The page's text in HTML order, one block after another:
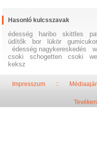
Hasonló kulcsszavak
édesség haribo skittles
üdítők
bor lükör gumicukor
édesség nagykereskedés
csoki
schogetten csoki
keksz
Impresszum::